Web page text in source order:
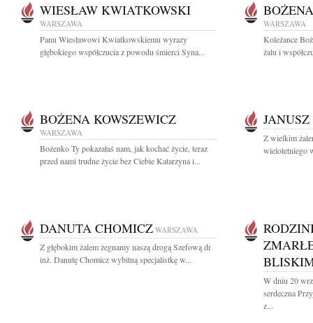
WIESŁAW KWIATKOWSKI
WARSZAWA
Panu Wiesławowi Kwiatkowskiemu wyrazy
głębokiego współczucia z powodu śmierci Syna...
WARSZAWA
Koleżance
żalu i
BOŻENA KOWSZEWICZ
WARSZAWA
Bożenko Ty pokazałaś nam, jak kochać życie, teraz
przed nami trudne życie bez Ciebie Katarzyna i...
Z wielkim
wieloletniego
DANUTA CHOMICZ WARSZAWA
Z głębokim żalem żegnamy naszą drogą Szefową dr
inż. Danutę Chomicz wybitną specjalistkę w...
W dniu 20
serdeczna
z...